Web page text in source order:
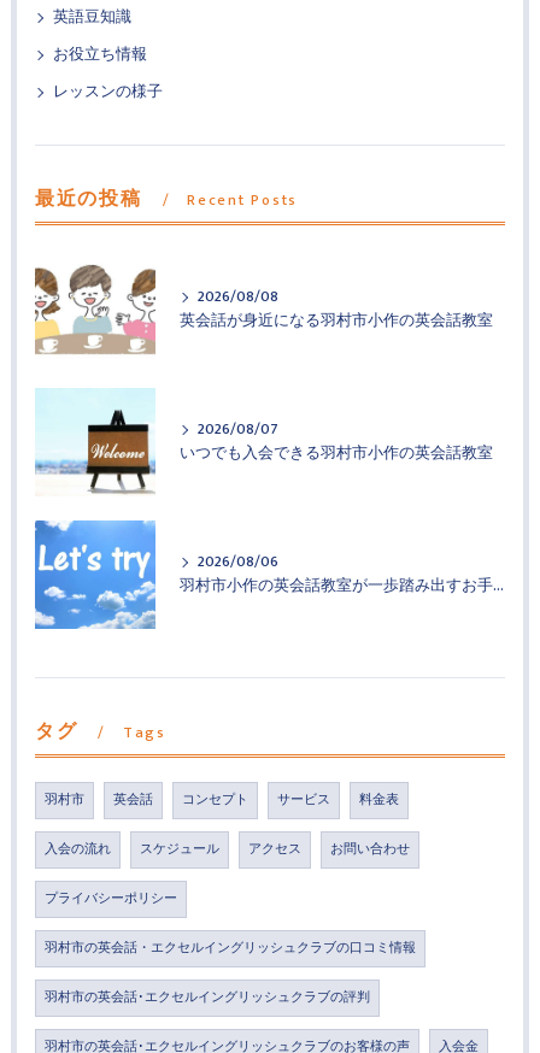
英語豆知識
お役立ち情報
レッスンの様子
最近の投稿 Recent Posts
2026/08/08
英会話が身近になる羽村市小作の英会話教室
2026/08/07
いつでも入会できる羽村市小作の英会話教室
2026/08/06
羽村市小作の英会話教室が一歩踏み出すお手伝い
タグ Tags
羽村市 英会話 コンセプト サービス 料金表
入会の流れ スケジュール アクセス お問い合わせ
プライバシーポリシー
羽村市の英会話・エクセルイングリッシュクラブの口コミ情報
羽村市の英会話･エクセルイングリッシュクラブの評判
羽村市の英会話･エクセルイングリッシュクラブのお客様の声 入会金